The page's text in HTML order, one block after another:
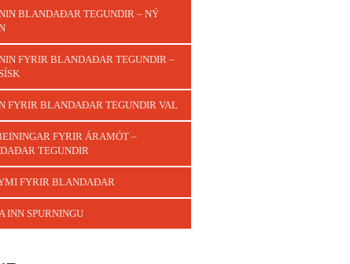
BLANDAÐAR TEGUNDIR – NÝ
FYRIR BLANDAÐAR TEGUNDIR –
FYRIR BLANDAÐAR TEGUNDIR VAL
FYRIR ÁRAMÓT –
TEGUNDIR
FYRIR BLANDAÐAR
INN SPURNINGU